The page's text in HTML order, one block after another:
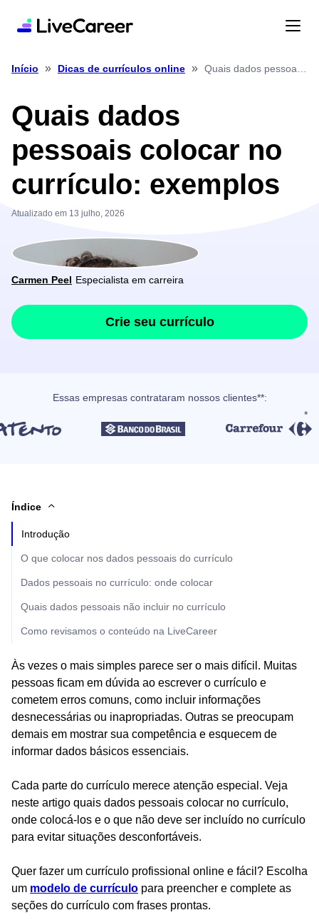
Início » Dicas de currículos online »
Quais dados
pessoais colocar no
currículo: exemplos
Atualizado em 13 julho, 2026
Carmen Peel Especialista em carreira
Crie seu currículo
Essas empresas contrataram nossos clientes**:
Índice
Introdução
O que colocar nos dados pessoais do currículo
Dados pessoais no currículo: onde colocar
Quais dados pessoais não incluir no currículo
Como revisamos o conteúdo na LiveCareer
Às vezes o mais simples parece ser o mais difícil. Muitas
pessoas ficam em dúvida ao escrever o currículo e
cometem erros comuns, como incluir informações
desnecessárias ou inapropriadas. Outras se preocupam
demais em mostrar sua competência e esquecem de
informar dados básicos essenciais.
Cada parte do currículo merece atenção especial. Veja
neste artigo quais dados pessoais colocar no currículo,
onde colocá-los e o que não deve ser incluído no currículo
para evitar situações desconfortáveis.
Quer fazer um currículo profissional online e fácil? Escolha
um modelo de currículo para preencher e complete as
seções do currículo com frases prontas.